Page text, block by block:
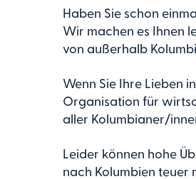
Haben Sie schon
Wir machen es Ihnen
von außerhalb
Wenn Sie Ihre Lieben
Organisation für
aller Kolumbianer/
Leider können hohe
nach Kolumbien teuer